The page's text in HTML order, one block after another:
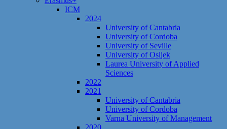
ICM
2024
University of Cantabria
University of Cordoba
University of Seville
University of Osijek
Laurea University of Applied
Sciences
2022
2021
University of Cantabria
University of Cordoba
Varna University of Management
2020